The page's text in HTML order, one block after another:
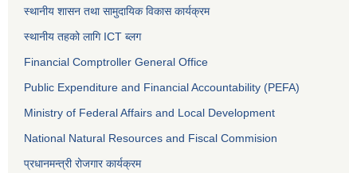
स्थानीय शासन तथा सामुदायिक विकास कार्यक्रम
स्थानीय तहको लागि ICT ब्लग
Financial Comptroller General Office
Public Expenditure and Financial Accountability (PEFA)
Ministry of Federal Affairs and Local Development
National Natural Resources and Fiscal Commision
प्रधानमन्त्री रोजगार कार्यक्रम